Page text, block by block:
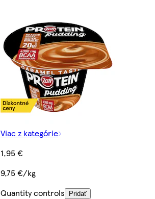
Viac z kategórie
1,95 €
9,75 €/kg
Quantity controls
Pridať